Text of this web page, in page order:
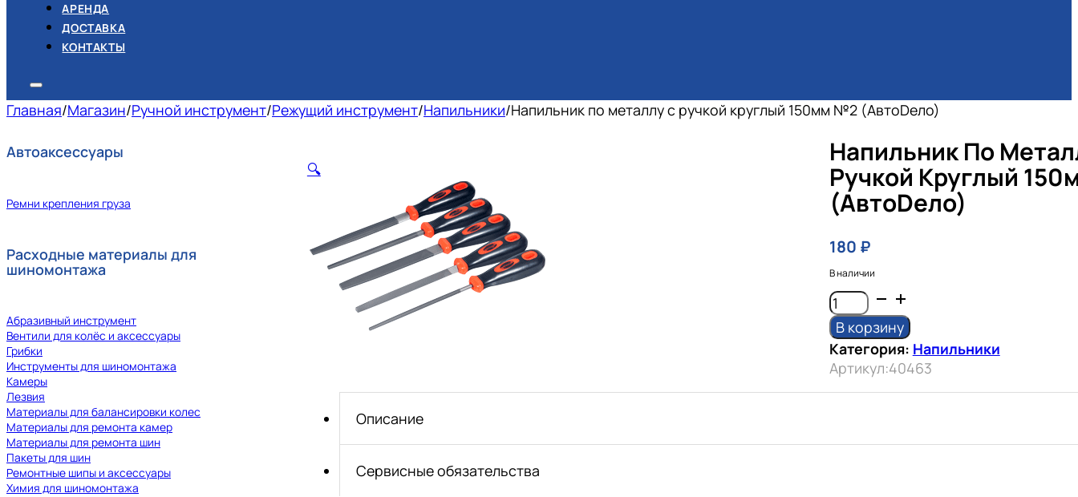
АРЕНДА
ДОСТАВКА
КОНТАКТЫ
Главная/Магазин/Ручной инструмент/Режущий инструмент/Напильники/Напильник по металлу с ручкой круглый 150мм №2 (АвтоDело)
Автоаксессуары
Ремни крепления груза
Расходные материалы для
шиномонтажа
Абразивный инструмент
Вентили для колёс и аксессуары
Грибки
Инструменты для шиномонтажа
Камеры
Лезвия
Материалы для балансировки колес
Материалы для ремонта камер
Материалы для ремонта шин
Пакеты для шин
Ремонтные шипы и аксессуары
Химия для шиномонтажа
🔍
Напильник По
Ручкой Круглый
(АвтоDело)
180 ₽
В наличии
Количество
товара
Напильник
по
металлу
с
В корзину
Категория: Напильники
Артикул:40463
Описание
Сервисные обязательства